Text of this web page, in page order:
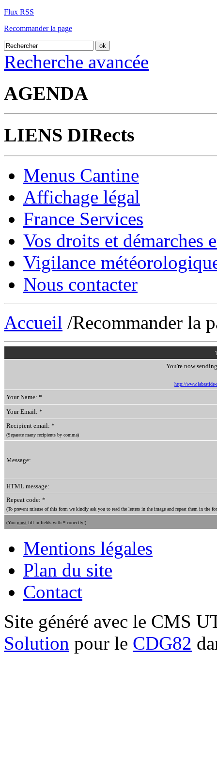
Flux RSS
Recommander la page
Recherche avancée
AGENDA
LIENS DIRects
Menus Cantine
Affichage légal
France Services
Vos droits et démarches
Vigilance
Nous contacter
Accueil /Recommander la
You're now
http://
Your Name: *
Your Email: *
Recipient email: *
(Separate many recipients by comma)
Message:
HTML message:
Repeat code: *
(To prevent misuse of this form we kindly ask you to read the letters in the image and repeat them in the
(You must fill in fields with * correctly!)
Mentions légales
Plan du site
Contact
Site généré avec le CMS
Solution pour le CDG82